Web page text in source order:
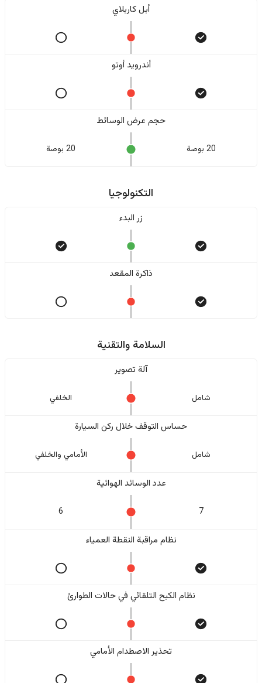
أبل كاربلاي
أندرويد أوتو
حجم عرض الوسائط
20 بوصة 20 بوصة
التكنولوجيا
زر البدء
ذاكرة المقعد
السلامة والتقنية
آلة تصوير
شامل الخلفي
حساس التوقف خلال ركن السيارة
شامل الأمامي والخلفي
عدد الوسائد الهوائية
7
6
نظام مراقبة النقطة العمياء
نظام الكبح التلقائي في حالات الطوارئ
تحذير الاصطدام الأمامي